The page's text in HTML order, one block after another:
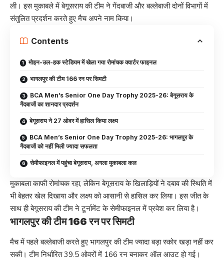
ली। इस मुकाबले में बेगूसराय की टीम ने गेंदबाजी और बल्लेबाजी दोनों विभागों में
संतुलित प्रदर्शन करते हुए मैच अपने नाम किया।
Contents
मोइन-उल-हक स्टेडियम में खेला गया रोमांचक क्वार्टर फाइनल
भागलपुर की टीम 166 रन पर सिमटी
BCA Men’s Senior One Day Trophy 2025-26: बेगूसराय के
गेंदबाजों का शानदार प्रदर्शन
बेगूसराय ने 27 ओवर में हासिल किया लक्ष्य
BCA Men’s Senior One Day Trophy 2025-26: भागलपुर के
गेंदबाजों को नहीं मिली ज्यादा सफलता
सेमीफाइनल में पहुंचा बेगूसराय, अगला मुकाबला कल
मुकाबला काफी रोमांचक रहा, लेकिन बेगूसराय के खिलाड़ियों ने दबाव की स्थिति में
भी बेहतर खेल दिखाया और लक्ष्य को आसानी से हासिल कर लिया। इस जीत के
साथ ही बेगूसराय की टीम ने टूर्नामेंट के सेमीफाइनल में प्रवेश कर लिया है।
भागलपुर की टीम 166 रन पर सिमटी
मैच में पहले बल्लेबाजी करते हुए भागलपुर की टीम ज्यादा बड़ा स्कोर खड़ा नहीं कर
सकी। टीम निर्धारित 39.5 ओवरों में 166 रन बनाकर ऑल आउट हो गई।